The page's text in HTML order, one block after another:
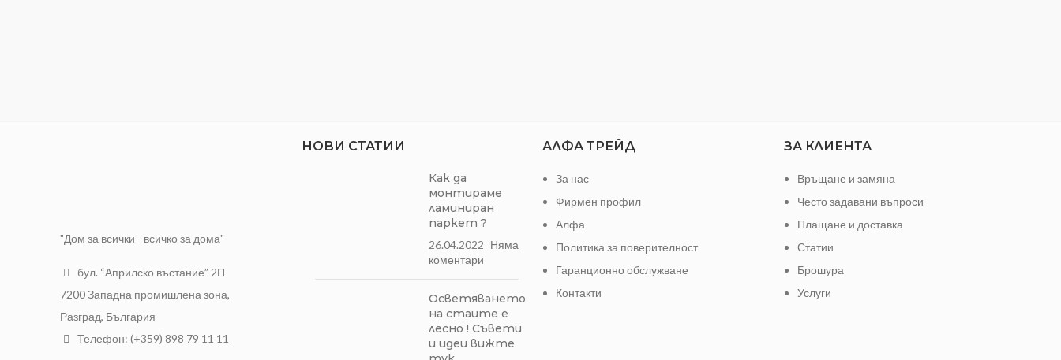
"Дом за всички - всичко за дома"
бул. “Априлско въстание” 2П
7200 Западна промишлена зона,
Разград, България
Телефон: (+359) 898 79 11 11
НОВИ СТАТИИ
Как да
монтираме
ламиниран
паркет ?
26.04.2022 Няма
коментари
Осветяването
на стаите е
лесно ! Съвети
и идеи вижте
АЛФА ТРЕЙД
За нас
Фирмен профил
Алфа
Политика за поверителност
Гаранционно обслужване
Контакти
ЗА КЛИЕНТА
Връщане и замяна
Често задавани въпроси
Плащане и доставка
Статии
Брошура
Услуги